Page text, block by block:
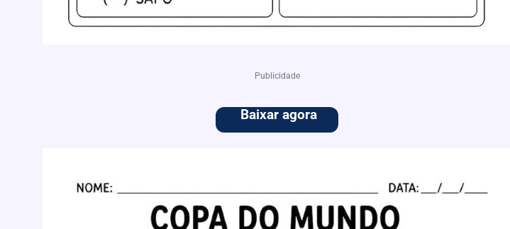
Publicidade
Baixar agora